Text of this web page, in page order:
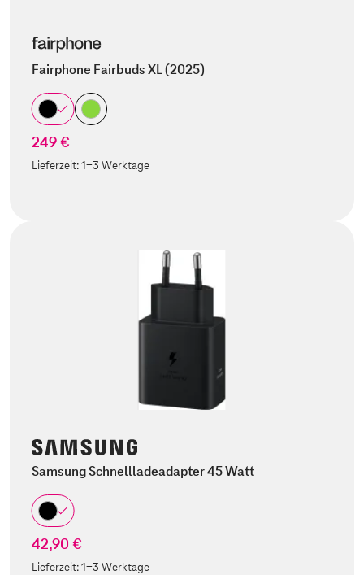
Fairphone Fairbuds XL (2025)
249 €
Lieferzeit:1-3 Werktage
Samsung Schnellladeadapter 45 Watt
42,90 €
Lieferzeit:1-3 Werktage